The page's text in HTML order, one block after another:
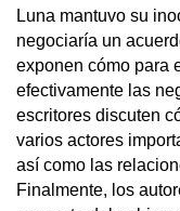
Luna mantuvo su
negociaría un
exponen cómo para
efectivamente las
escritores discuten
varios actores
así como las
Finalmente, los